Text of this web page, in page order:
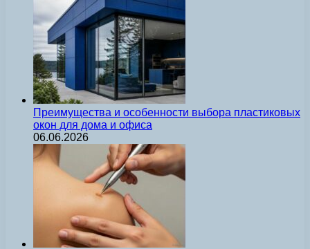
Преимущества и особенности выбора пластиковых
окон для дома и офиса
06.06.2026